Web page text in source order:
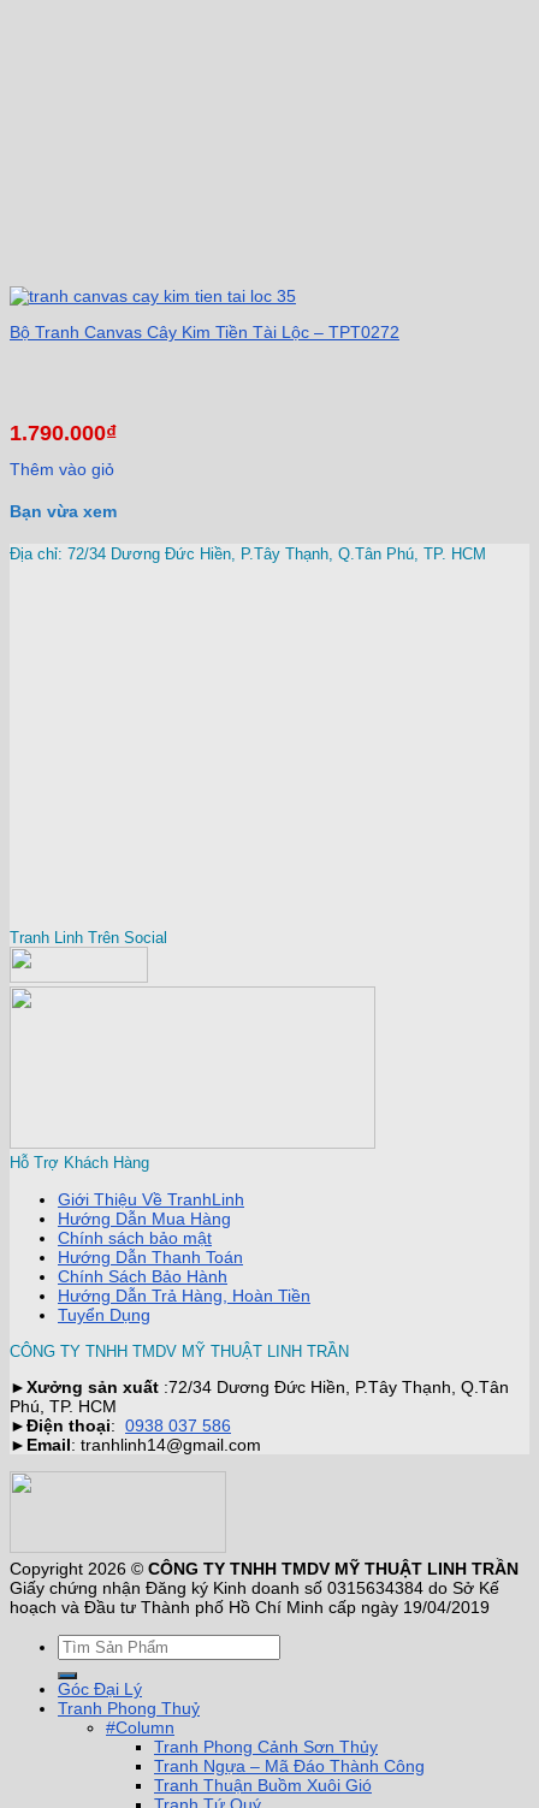
Bộ Tranh Canvas Cây Kim Tiền Tài Lộc – TPT0272
1.790.000₫
Thêm vào giỏ
Bạn vừa xem
Địa chỉ: 72/34 Dương Đức Hiền, P.Tây Thạnh, Q.Tân Phú, TP. HCM
Tranh Linh Trên Social
Hỗ Trợ Khách Hàng
Giới Thiệu Về TranhLinh
Hướng Dẫn Mua Hàng
Chính sách bảo mật
Hướng Dẫn Thanh Toán
Chính Sách Bảo Hành
Hướng Dẫn Trả Hàng, Hoàn Tiền
Tuyển Dụng
CÔNG TY TNHH TMDV MỸ THUẬT LINH TRẦN
►Xưởng sản xuất :72/34 Dương Đức Hiền, P.Tây Thạnh, Q.Tân
Phú, TP. HCM
►Điện thoại: 0938 037 586
► Email: tranhlinh14@gmail.com
Copyright 2026 © CÔNG TY TNHH TMDV MỸ THUẬT LINH TRẦN
Giấy chứng nhận Đăng ký Kinh doanh số 0315634384 do Sở Kế
hoạch và Đầu tư Thành phố Hồ Chí Minh cấp ngày 19/04/2019
Góc Đại Lý
Tranh Phong Thuỷ
#Column
Tranh Phong Cảnh Sơn Thủy
Tranh Ngựa – Mã Đáo Thành Công
Tranh Thuận Buồm Xuôi Gió
Tranh Tứ Quý